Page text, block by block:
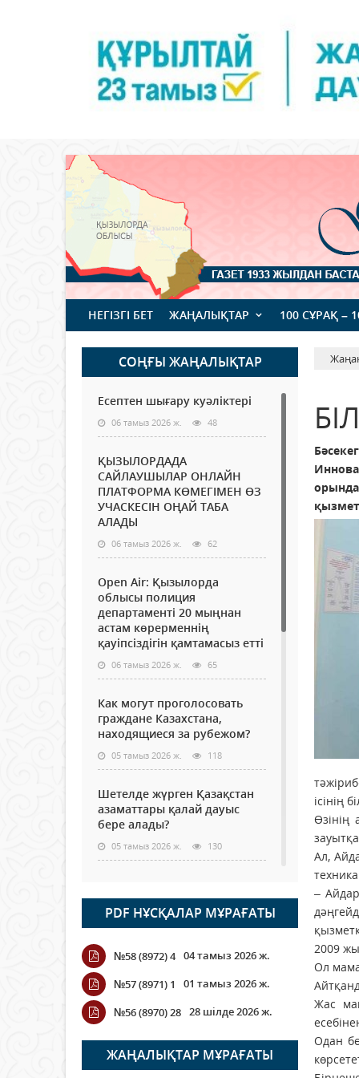
НЕГІЗГІ БЕТ ЖАҢАЛЫҚТАР 100 СҰРАҚ –
СОҢҒЫ ЖАҢАЛЫҚТАР
Есептен шығару куәліктері
06 тамыз 2026 ж. 48
ҚЫЗЫЛОРДАДА
САЙЛАУШЫЛАР ОНЛАЙН
ПЛАТФОРМА КӨМЕГІМЕН ӨЗ
УЧАСКЕСІН ОҢАЙ ТАБА
АЛАДЫ
06 тамыз 2026 ж. 62
Open Air: Қызылорда
облысы полиция
департаменті 20 мыңнан
астам көрерменнің
қауіпсіздігін қамтамасыз етті
06 тамыз 2026 ж. 65
Как могут проголосовать
граждане Казахстана,
находящиеся за рубежом?
05 тамыз 2026 ж. 118
Шетелде жүрген Қазақстан
азаматтары қалай дауыс
бере алады?
05 тамыз 2026 ж. 130
баға әр түрлі болған
жағдайда
ҮКІМЕТТІК ЕМЕС ҰЙЫМДАРҒА
АРНАЛҒАН СЫЙЛЫҚАҚЫ
КОНКУРСЫНА ӨТІНІМ
ҚАБЫЛДАУ БАСТАЛДЫ
04 тамыз 2026 ж. 108
PDF НҰСҚАЛАР МҰРАҒАТЫ
№58 (8972) 4 04 тамыз 2026 ж.
№57 (8971) 1
01 тамыз 2026 ж.
№56 (8970) 28 28 шілде 2026 ж.
ЖАҢАЛЫҚТАР МҰРАҒАТЫ
ісінің
Ал,
–
2009
Ол
Жас
Одан